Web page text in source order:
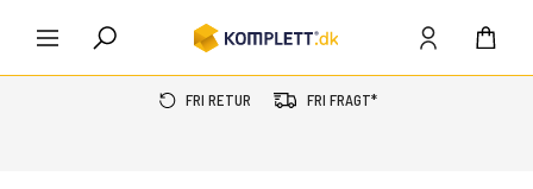
FRI RETUR FRI FRAGT*